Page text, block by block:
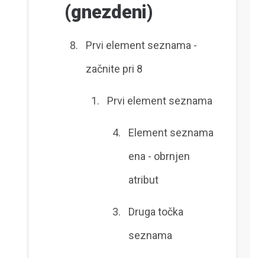
(gnezdeni)
Prvi element seznama -
začnite pri 8
Prvi element seznama
Element seznama
ena - obrnjen
atribut
Druga točka
seznama